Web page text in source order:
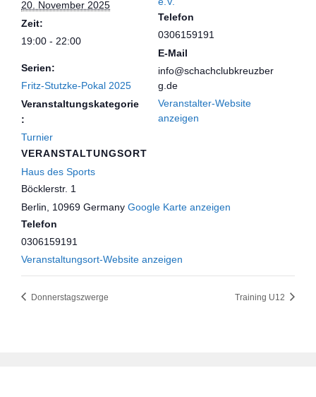
20. November 2025
Zeit:
19:00 - 22:00
Serien:
Fritz-Stutzke-Pokal 2025
Veranstaltungskategorie
:
Turnier
VERANSTALTUNGSORT
Haus des Sports
Böcklerstr. 1
Berlin, 10969 Germany Google Karte anzeigen
Telefon
0306159191
Veranstaltungsort-Website anzeigen
Telefon
0306159191
E-Mail
info@schachclubkreuzber
g.de
Veranstalter-Website
anzeigen
Donnerstagszwerge Training U12